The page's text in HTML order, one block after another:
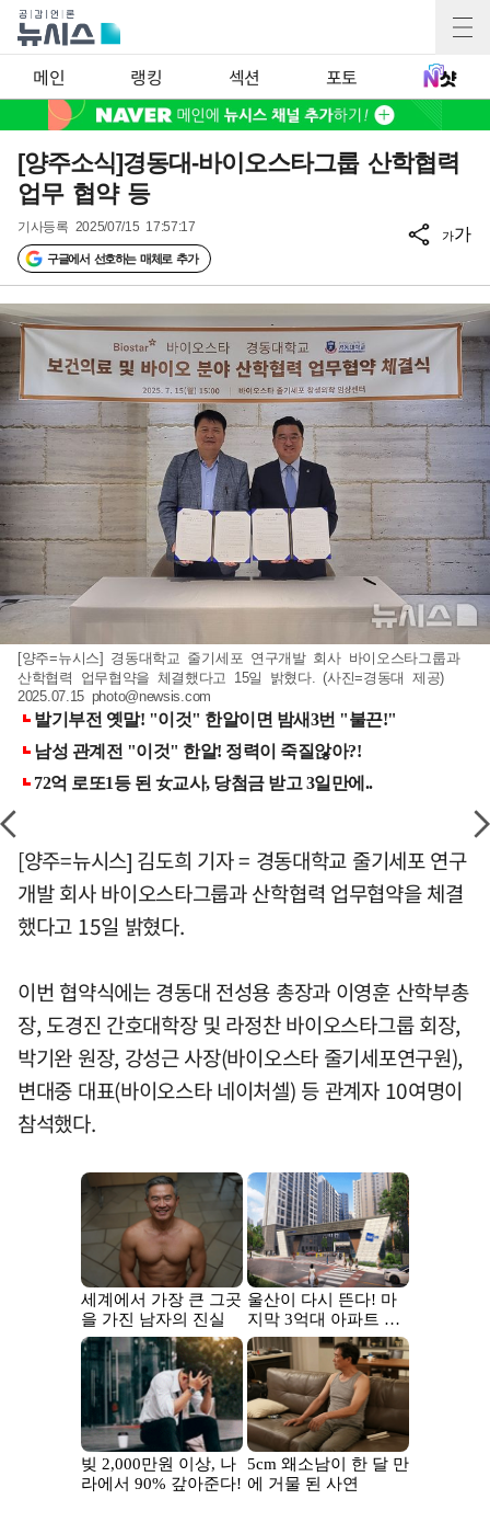
메인 랭킹 섹션 포토
[양주소식]경동대-바이오스타그룹 산학협력
업무 협약 등
기사등록 2025/07/15 17:57:17
구글에서 선호하는 매체로 추가
가가
[양주=뉴시스] 경동대학교 줄기세포 연구개발 회사 바이오스타그룹과
산학협력 업무협약을 체결했다고 15일 밝혔다. (사진=경동대 제공)
2025.07.15 photo@newsis.com
[양주=뉴시스] 김도희 기자 = 경동대학교 줄기세포 연구
개발 회사 바이오스타그룹과 산학협력 업무협약을 체결
했다고 15일 밝혔다.
이번 협약식에는 경동대 전성용 총장과 이영훈 산학부총
장, 도경진 간호대학장 및 라정찬 바이오스타그룹 회장,
박기완 원장, 강성근 사장(바이오스타 줄기세포연구원),
변대중 대표(바이오스타 네이처셀) 등 관계자 10여명이
참석했다.